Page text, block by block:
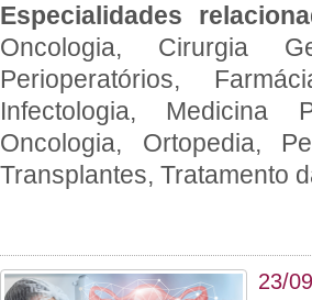
Especialidades
Oncologia, Cirurgia
Perioperatórios,
Infectologia, Medicina
Oncologia, Ortopedia,
Transplantes, Tratamento
23/